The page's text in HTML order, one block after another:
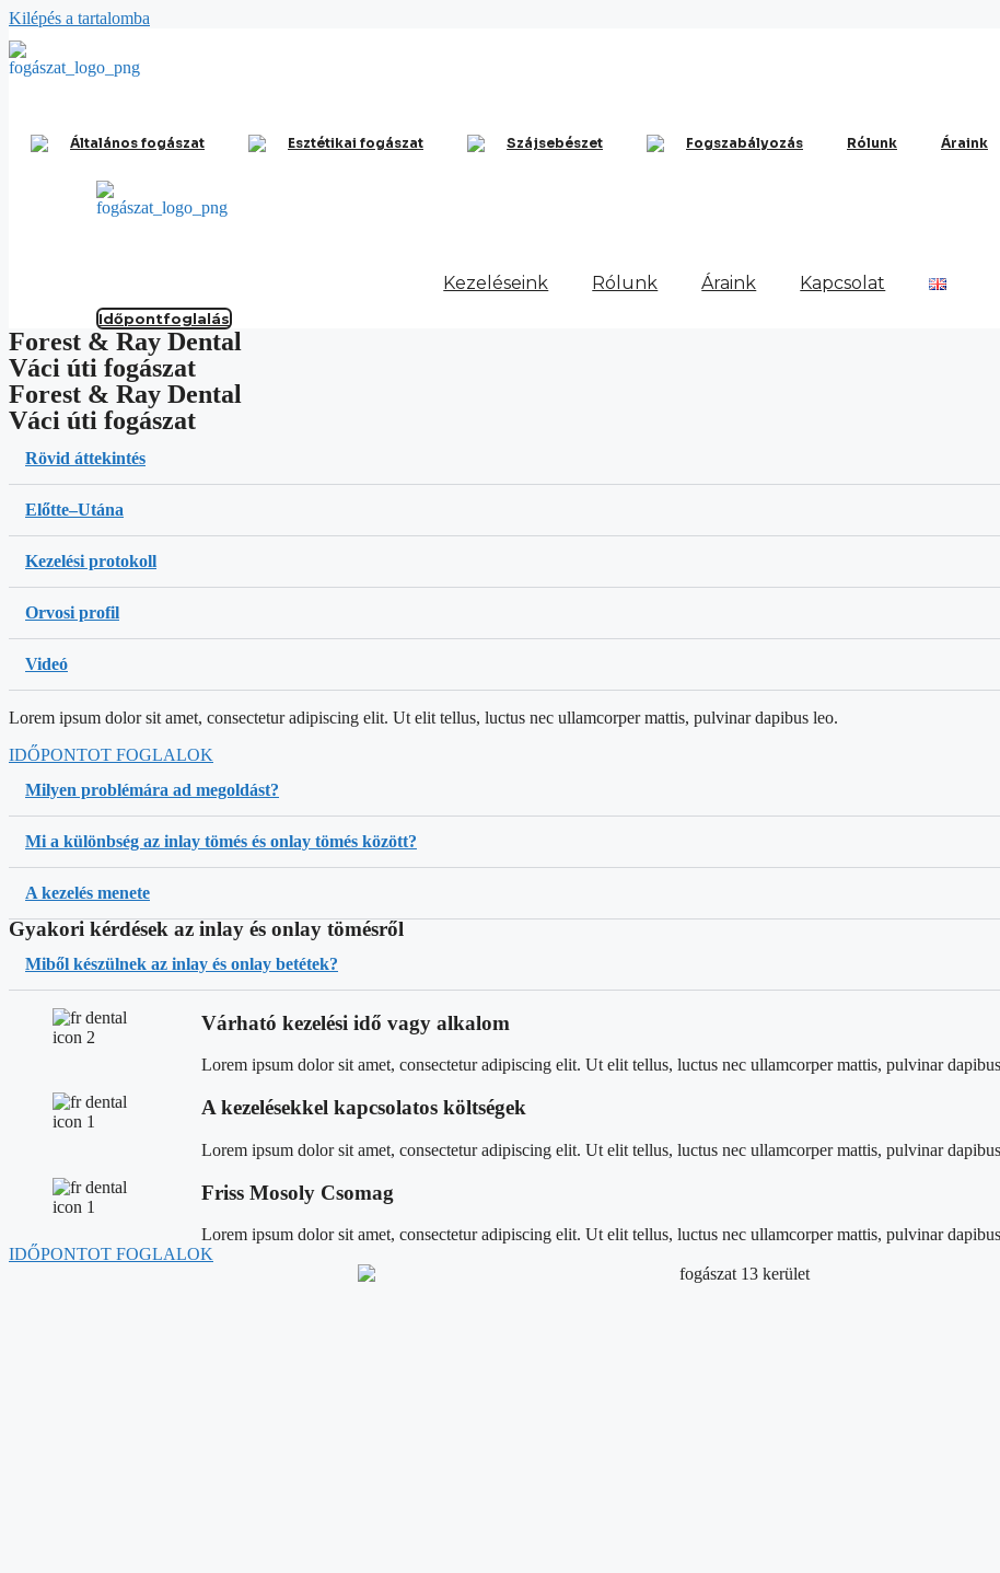
Kilépés a tartalomba
Általános fogászat Esztétikai fogászat Szájsebészet Fogszabályozás Rólunk Áraink
Kezeléseink Rólunk Áraink Kapcsolat
Időpontfoglalás
Forest & Ray Dental
Váci úti fogászat
Forest & Ray Dental
Váci úti fogászat
Rövid áttekintés
Előtte–Utána
Kezelési protokoll
Orvosi profil
Videó
Lorem ipsum dolor sit amet, consectetur adipiscing elit. Ut elit tellus, luctus nec ullamcorper mattis, pulvinar dapibus leo.
IDŐPONTOT FOGLALOK
Milyen problémára ad megoldást?
Mi a különbség az inlay tömés és onlay tömés között?
A kezelés menete
Gyakori kérdések az inlay és onlay tömésről
Miből készülnek az inlay és onlay betétek?​
Várható kezelési idő vagy alkalom
Lorem ipsum dolor sit amet, consectetur adipiscing elit. Ut elit tellus, luctus nec ullamcorper mattis, pulvinar
A kezelésekkel kapcsolatos költségek
Lorem ipsum dolor sit amet, consectetur adipiscing elit. Ut elit tellus, luctus nec ullamcorper mattis, pulvinar
Friss Mosoly Csomag
Lorem ipsum dolor sit amet, consectetur adipiscing elit. Ut elit tellus, luctus nec ullamcorper mattis, pulvinar
IDŐPONTOT FOGLALOK